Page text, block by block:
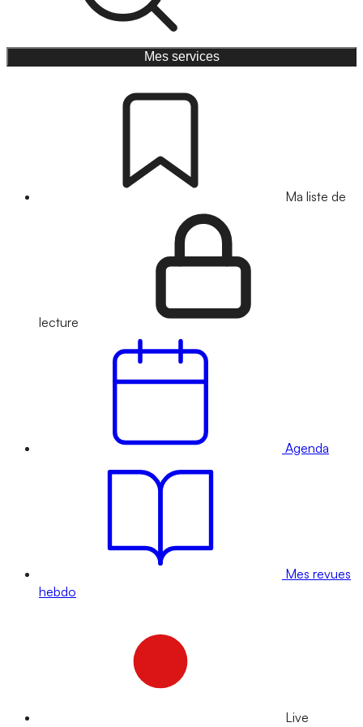
Mes services
Ma liste de
lecture
Agenda
Mes revues
hebdo
Live